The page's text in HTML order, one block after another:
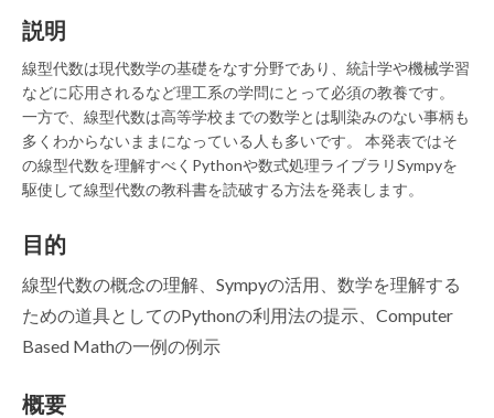
説明
線型代数は現代数学の基礎をなす分野であり、統計学や機械学習
などに応用されるなど理工系の学問にとって必須の教養です。
一方で、線型代数は高等学校までの数学とは馴染みのない事柄も
多くわからないままになっている人も多いです。 本発表ではそ
の線型代数を理解すべくPythonや数式処理ライブラリSympyを
駆使して線型代数の教科書を読破する方法を発表します。
目的
線型代数の概念の理解、Sympyの活用、数学を理解する
ための道具としてのPythonの利用法の提示、Computer
Based Mathの一例の例示
概要